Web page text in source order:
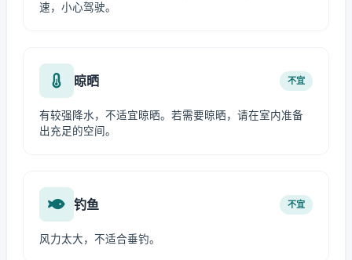
速，小心驾驶。
晾晒 不宜
有较强降水，不适宜晾晒。若需要晾晒，请在室内准备
出充足的空间。
钓鱼 不宜
风力太大，不适合垂钓。